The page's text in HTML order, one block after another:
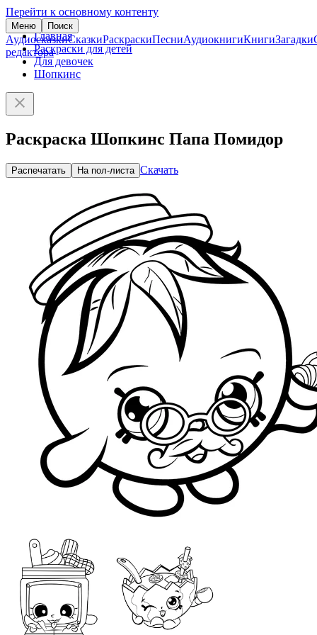
Перейти к основному контенту
Меню Поиск
АудиосказкиСказкиРаскраскиПесниАудиокнигиКнигиЗагадки
редактора
Главная
Раскраски для детей
Для девочек
Шопкинс
Раскраска Шопкинс Папа Помидор
Распечатать На пол-листа Скачать